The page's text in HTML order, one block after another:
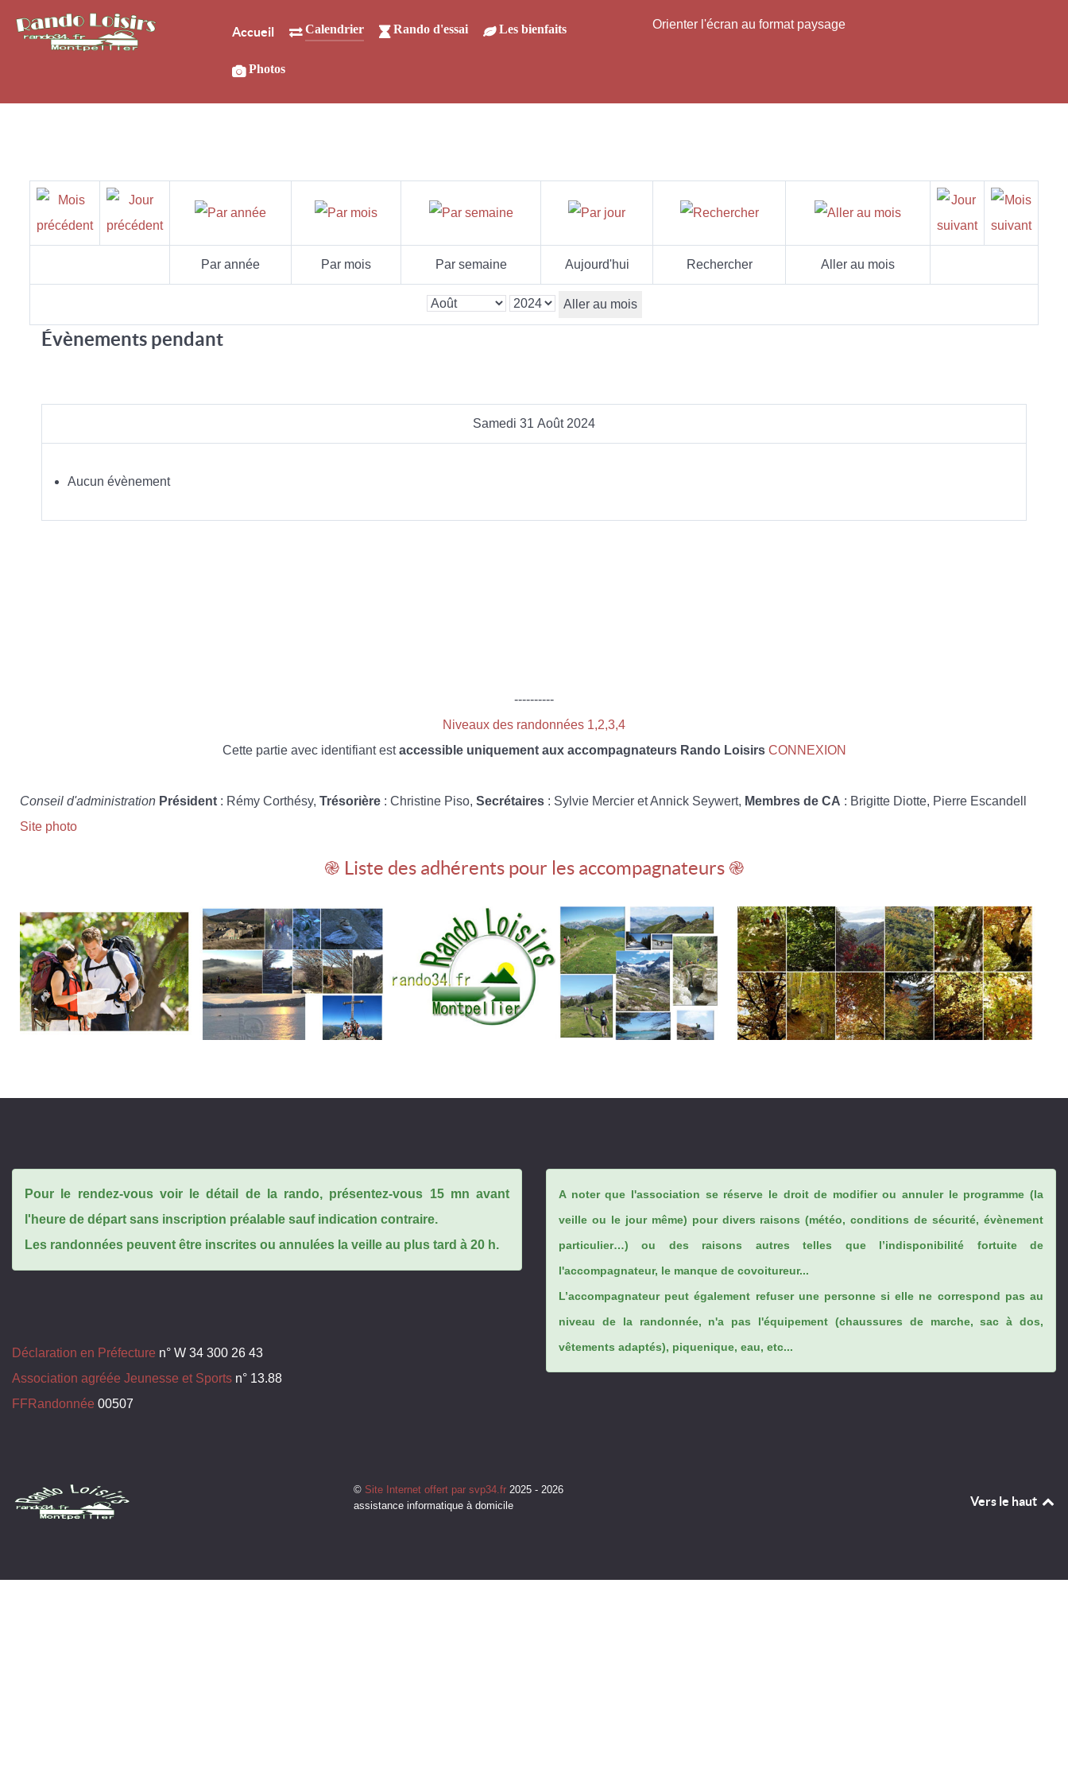
Accueil Calendrier Rando d'essai Les bienfaits
Photos
Orienter l'écran au format paysage
Par année Par mois Par semaine Aujourd'hui Rechercher Aller au mois
Aller au mois
Évènements pendant
Samedi 31 Août 2024
Aucun évènement
----------
Niveaux des randonnées 1,2,3,4
Cette partie avec identifiant estaccessible uniquement aux accompagnateurs Rando Loisirs CONNEXION
Conseil d'administration Président : Rémy Corthésy, Trésorière : Christine Piso, Secrétaires : Sylvie Mercier et Annick Seywert, Membres de CA : Brigitte Diotte, Pierre Escandell
Site photo
֎ Liste des adhérents pour les accompagnateurs ֎
Pour le rendez-vous voir le détail de la rando, présentez-vous 15 mn avant
l'heure de départ sans inscription préalable sauf indication contraire.
Les randonnées peuvent être inscrites ou annulées la veille au plus tard à 20 h.
Déclaration en Préfecture n° W 34 300 26 43
Association agréée Jeunesse et Sports n° 13.88
FFRandonnée 00507
A noter que l'association se réserve le droit de modifier ou annuler le programme (la
veille ou le jour même) pour divers raisons (météo, conditions de sécurité, évènement
particulier…) ou des raisons autres telles que l’indisponibilité fortuite de
l'accompagnateur, le manque de covoitureur...
L’accompagnateur peut également refuser une personne si elle ne correspond pas au
niveau de la randonnée, n'a pas l'équipement (chaussures de marche, sac à dos,
vêtements adaptés), piquenique, eau, etc...
© Site Internet offert par svp34.fr2025 - 2026
assistance informatique à domicile
Vers le haut